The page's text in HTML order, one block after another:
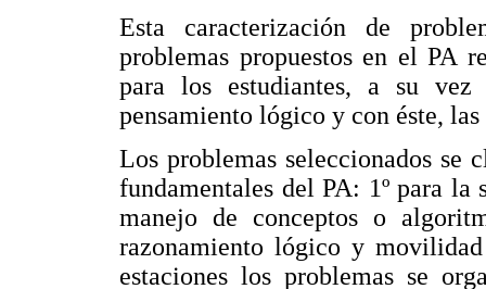
Esta caracterización de
problemas propuestos en el PA
para los estudiantes, a su
pensamiento lógico y con éste,
Los problemas seleccionados se
fundamentales del PA: 1º para
manejo de conceptos o
razonamiento lógico y
estaciones los problemas se